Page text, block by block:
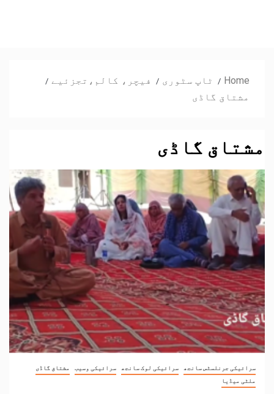
Home ٹاپ سٹوری
فیچر، کالم،تجزئیے
مشتاق گاڈی
مشتاق گاڈی
سرائیکی جرنلسٹس سانجھ سرائیکی لوک سانجھ سرائیکی وسیب
مشتاق گاڈی
ملٹی میڈیا